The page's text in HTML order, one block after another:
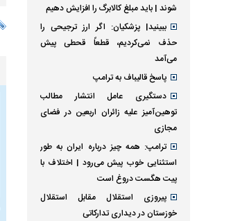
شوند | باید مبلغ کالابرگ را افزایش دهیم
ببینید| پزشکیان: اگر ارز ترجیحی را
حذف نمی‌کردیم، قطعاً قحطی پیش
می‌آمد
پاسخ قالیباف به ترامپ
دستگیری عامل انتشار مطالب
توهین‌آمیز علیه زائران اربعین در فضای
مجازی
ترامپ: همه چیز درباره ایران به طور
استثنایی خوب پیش می‌رود | اختلاف با
پیت هگست دروغ است
پیروزی استقلال مقابل استقلال
خوزستان در دیداری تدارکاتی